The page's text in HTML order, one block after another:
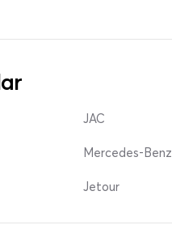
JAC
Mercedes-Benz
Jetour